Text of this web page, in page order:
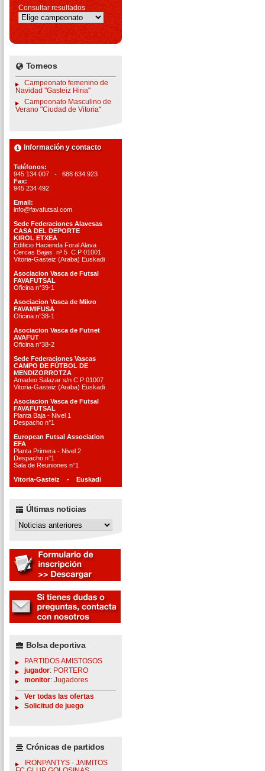
Consultar resultados
Torneos
Campeonato femenino de
Navidad "Gasteiz Hiria"
Campeonato Masculino de
Verano "Ciudad de Vitoria"
Información y contacto
Teléfonos:
945 134 007 - 688 634 923
Fax:
945 234 492
Email:
info@favafutsal.com
Sede Federaciones Alavesas
CASA DEL DEPORTE
KIROL ETXEA
Edificio Hacienda Foral Alava
Cercas Bajas nº 5 C.P 01001
Vitoria-Gasteiz (Araba) Euskadi
Asociacion Vasca de Futsal
FAVAFUTSAL
Oficina n°39-1
Asociacion Vasca de Mikro
FAVAMIFUSA
Oficina n°38-1
Asociacion Vasca de Futnet
AVAFUT
Oficina n°38-2
Sede Federaciones Vascas
CAMPO DE FÚTBOL DE
MENDIZORROTZA
Amadeo Salazar s/n C.P 01007
Vitoria-Gasteiz (Araba) Euskadi
Asociacion Vasca de Futsal
FAVAFUTSAL
Planta Baja - Nivel 1
Despacho n°1
European Futsal Association
EFA
Planta Primera - Nivel 2
Despacho n°1
Sala de Reuniones n°1
Vitoria-Gasteiz - Euskadi
Últimas noticias
Bolsa deportiva
PARTIDOS AMISTOSOS
jugador: PORTERO
monitor: Jugadores
Ver todas las ofertas
Solicitud de juego
Crónicas de partidos
IRONPANTYS - JAIMITOS